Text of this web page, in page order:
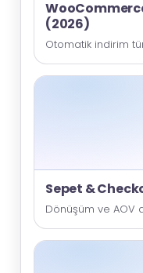
(2026)
Otomatik indirim
Sepet &
Dönüşüm ve AOV